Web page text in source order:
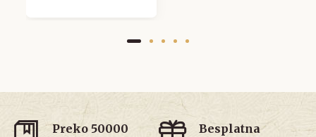
Preko 50000
Besplatna